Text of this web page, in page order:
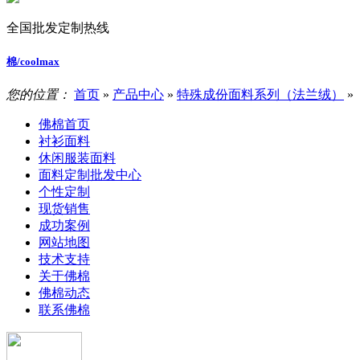
全国批发定制热线
棉/coolmax
您的位置： 首页 » 产品中心 » 特殊成份面料系列（法兰绒） »
佛棉首页
衬衫面料
休闲服装面料
面料定制批发中心
个性定制
现货销售
成功案例
网站地图
技术支持
关于佛棉
佛棉动态
联系佛棉